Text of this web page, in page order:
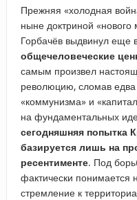
Прежняя «холодная
ныне доктриной
Горбачёв выдвинул еще
общечеловеческие
самым произвел
революцию, сломав едва
«коммунизма» и
на фундаментальных
сегодняшняя попытка
базируется лишь на
ресентименте. Под
фактически понимается
стремление к